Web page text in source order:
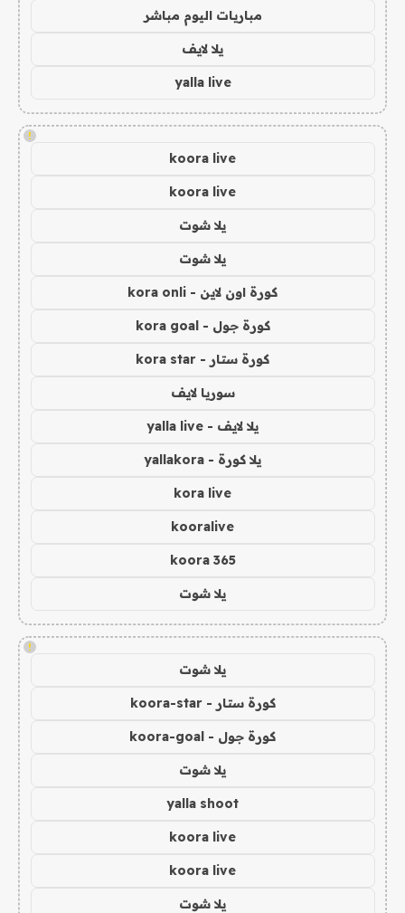
مباريات اليوم مباشر
يلا لايف
yalla live
!
koora live
koora live
يلا شوت
يلا شوت
كورة اون لاين - kora onli
كورة جول - kora goal
كورة ستار - kora star
سوريا لايف
يلا لايف - yalla live
يلا كورة - yallakora
kora live
kooralive
koora 365
يلا شوت
!
يلا شوت
كورة ستار - koora-star
كورة جول - koora-goal
يلا شوت
yalla shoot
koora live
koora live
يلا شوت